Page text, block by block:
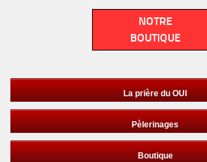
NOTRE
BOUTIQUE
La prière du OUI
Pèlerinages
Boutique